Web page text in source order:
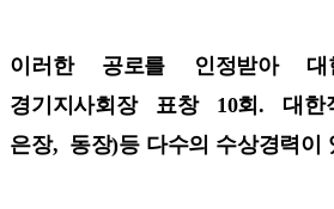
이러한 공로를 인정받아 대
경기지사회장 표창 10회. 대한
은장, 동장)등 다수의 수상경력이